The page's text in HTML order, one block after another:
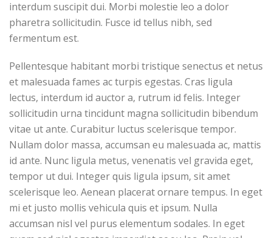
interdum suscipit dui. Morbi molestie leo a dolor
pharetra sollicitudin. Fusce id tellus nibh, sed
fermentum est.
Pellentesque habitant morbi tristique senectus et netus
et malesuada fames ac turpis egestas. Cras ligula
lectus, interdum id auctor a, rutrum id felis. Integer
sollicitudin urna tincidunt magna sollicitudin bibendum
vitae ut ante. Curabitur luctus scelerisque tempor.
Nullam dolor massa, accumsan eu malesuada ac, mattis
id ante. Nunc ligula metus, venenatis vel gravida eget,
tempor ut dui. Integer quis ligula ipsum, sit amet
scelerisque leo. Aenean placerat ornare tempus. In eget
mi et justo mollis vehicula quis et ipsum. Nulla
accumsan nisl vel purus elementum sodales. In eget